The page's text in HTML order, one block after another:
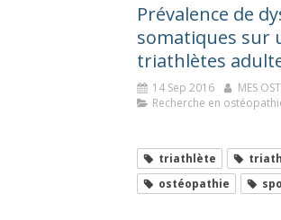
Prévalence de
somatiques sur
triathlètes
14 Sep 2016
MES
Recherche en
triathlète
ostéopathie